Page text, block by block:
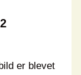
er blevet